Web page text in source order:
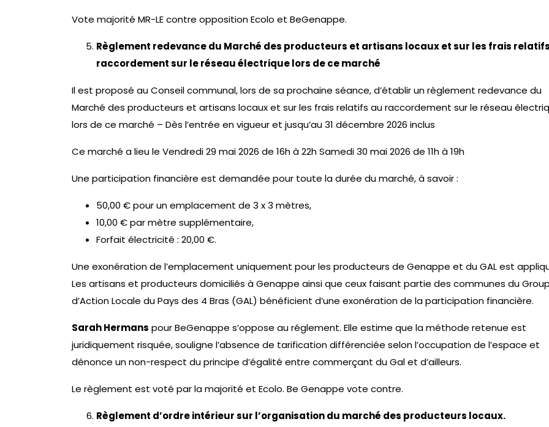
Vote majorité MR-LE contre opposition Ecolo et BeGenappe.
Règlement redevance du Marché des producteurs et artisans locaux et sur les frais
raccordement sur le réseau électrique lors de ce marché
Il est proposé au Conseil communal, lors de sa prochaine séance, d’établir un règlement redevance du
Marché des producteurs et artisans locaux et sur les frais relatifs au raccordement sur le réseau
lors de ce marché – Dès l’entrée en vigueur et jusqu’au 31 décembre 2026 inclus
Ce marché a lieu le Vendredi 29 mai 2026 de 16h à 22h Samedi 30 mai 2026 de 11h à 19h
Une participation financière est demandée pour toute la durée du marché, à savoir :
50,00 € pour un emplacement de 3 x 3 mètres,
10,00 € par mètre supplémentaire,
Forfait électricité : 20,00 €.
Une exonération de l’emplacement uniquement pour les producteurs de Genappe et du GAL est
Les artisans et producteurs domiciliés à Genappe ainsi que ceux faisant partie des communes du
d’Action Locale du Pays des 4 Bras (GAL) bénéficient d’une exonération de la participation financière.
Sarah Hermans pour BeGenappe s’oppose au réglement. Elle estime que la méthode retenue est
juridiquement risquée, souligne l’absence de tarification différenciée selon l’occupation de l’espace et
dénonce un non-respect du principe d’égalité entre commerçant du Gal et d’ailleurs.
Le règlement est voté par la majorité et Ecolo. Be Genappe vote contre.
Règlement d’ordre intérieur sur l’organisation du marché des producteurs locaux.